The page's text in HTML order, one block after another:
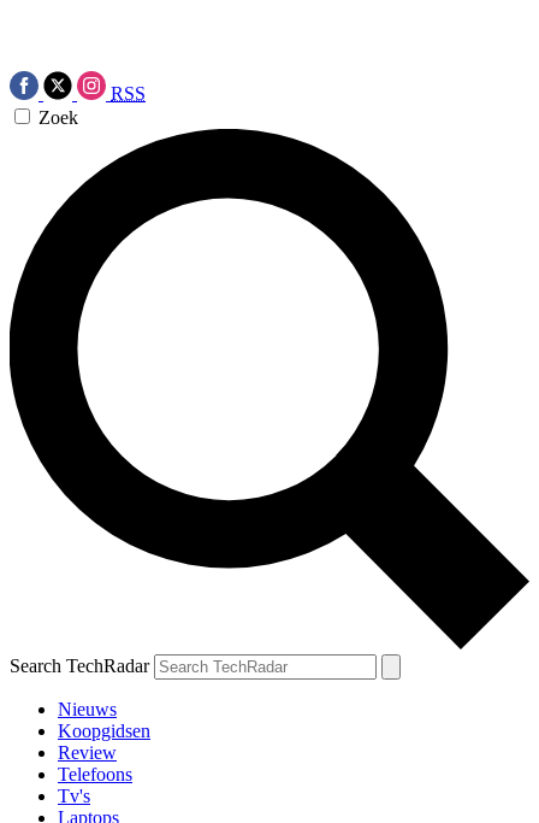
RSS
Zoek
Search TechRadar
Nieuws
Koopgidsen
Review
Telefoons
Tv's
Laptops